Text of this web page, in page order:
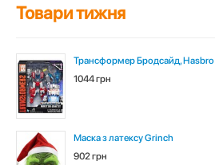
Товари тижня
Трансформер Бродсайд, Hasbro
1044 грн
Маска з латексу Grinch
902 грн